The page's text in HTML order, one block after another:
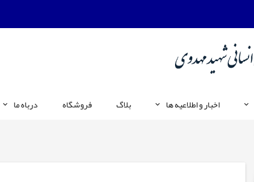
اخبار و اطلاعیه ها بلاگ فروشگاه درباه ما